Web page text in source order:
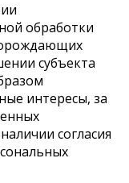
обработки
субъекта
интересы, за
согласия